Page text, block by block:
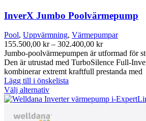
flera
varianter.
De
olika
alternativen
kan
väljas
på
produktsidan
InverX Jumbo Poolvärmepump
Pool, Uppvärmning, Värmepumpar
155.500,00 kr – 302.400,00 krPrisintervall:
155.500,00
till
302.400,00 kr
Jumbo-poolvärmepumpen är utformad för
Den är utrustad med TurboSilence Full-
kombinerar extremt kraftfull prestanda med
Lägg till i önskelista
Välj alternativDen
här
har